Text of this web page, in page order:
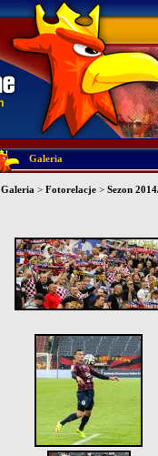
Galeria
Galeria > Fotorelacje > Sezon